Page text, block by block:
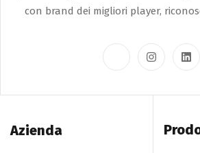
con brand dei migliori player,
Azienda